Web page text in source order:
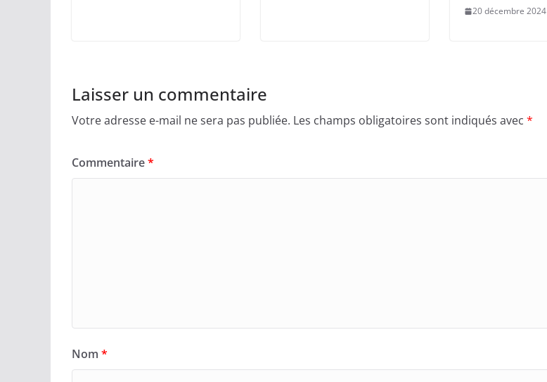
20 décembre 2024
Laisser un commentaire
Votre adresse e-mail ne sera pas publiée. Les champs obligatoires sont indiqués avec *
Commentaire*
Nom *